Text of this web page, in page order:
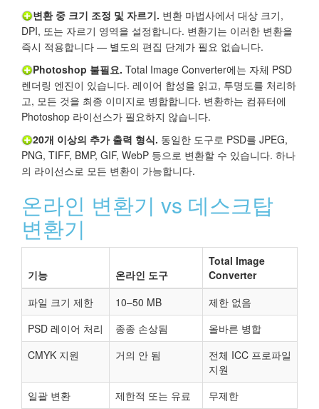
변환 중 크기 조정 및 자르기. 변환 마법사에서 대상 크기,
DPI, 또는 자르기 영역을 설정합니다. 변환기는 이러한 변환을
즉시 적용합니다 — 별도의 편집 단계가 필요 없습니다.
Photoshop 불필요. Total Image Converter에는 자체 PSD
렌더링 엔진이 있습니다. 레이어 합성을 읽고, 투명도를 처리하
고, 모든 것을 최종 이미지로 병합합니다. 변환하는 컴퓨터에
Photoshop 라이선스가 필요하지 않습니다.
20개 이상의 추가 출력 형식. 동일한 도구로 PSD를 JPEG,
PNG, TIFF, BMP, GIF, WebP 등으로 변환할 수 있습니다. 하나
의 라이선스로 모든 변환이 가능합니다.
온라인 변환기 vs 데스크탑
변환기
기능 온라인 도구
Total Image
Converter
파일 크기 제한
10–50 MB
제한 없음
PSD 레이어 처리
종종 손상됨
올바른 병합
CMYK 지원
거의 안 됨
전체 ICC 프로파일
지원
일괄 변환
제한적 또는 유료
무제한